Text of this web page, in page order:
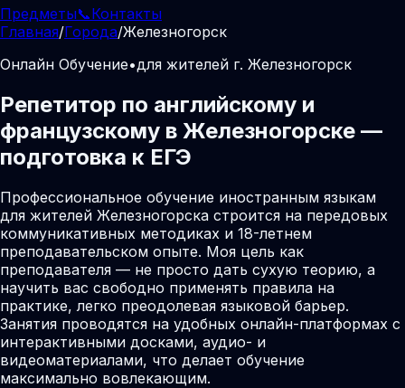
Предметы📞Контакты
Главная/Города/Железногорск
Онлайн Обучение•для жителей г. Железногорск
Репетитор по английскому и
французскому в Железногорске —
подготовка к ЕГЭ
Профессиональное обучение иностранным языкам
для жителей Железногорска строится на передовых
коммуникативных методиках и 18-летнем
преподавательском опыте. Моя цель как
преподавателя — не просто дать сухую теорию, а
научить вас свободно применять правила на
практике, легко преодолевая языковой барьер.
Занятия проводятся на удобных онлайн-платформах с
интерактивными досками, аудио- и
видеоматериалами, что делает обучение
максимально вовлекающим.